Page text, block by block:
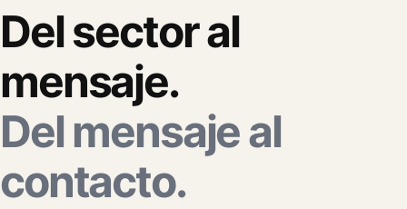
Del sector al
mensaje.
Del mensaje al
contacto.